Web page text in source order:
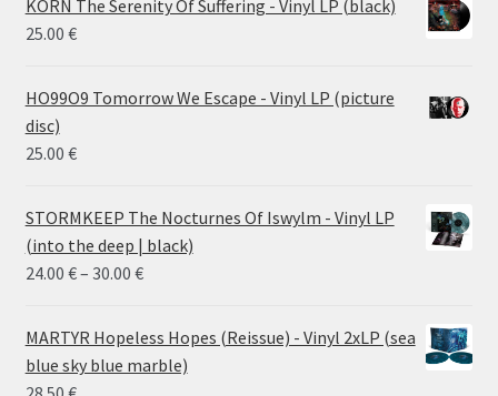
KORN The Serenity Of Suffering - Vinyl LP (black)
25.00 €
HO99O9 Tomorrow We Escape - Vinyl LP (picture
disc)
25.00 €
STORMKEEP The Nocturnes Of Iswylm - Vinyl LP
(into the deep | black)
24.00 €– 30.00 €Price
24.00 €
through
MARTYR Hopeless Hopes (Reissue) - Vinyl 2xLP (sea
blue sky blue marble)